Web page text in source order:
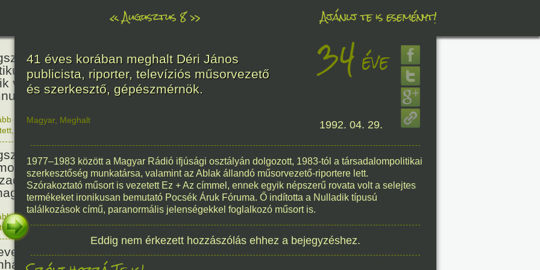
«Augusztus 8» Ajánlj te is eseményt!
Kölcsey Ferenc költő,
akadémikus, a reformkor
vezéregyénisége, a nemzeti
költője.
236éve
olvasom|1 hozzászólás, szólj Te is hozzá!
Mikes Kelemen
műfordító, a XVIII.
magyar prózairodalom
alakja.
336éve
olvasom
1 hozzászólás, szólj Te is hozzá!
,Történelem,Irodalom,Magyar 1690. 08. 08.
a Pesti Magyar
Nemzeti Színháznak.
186éve
41 éves korában meghalt Déri János
publicista, riporter, televíziós műsorvezető
és szerkesztő, gépészmérnök.
34 éve
Magyar, Meghalt 1992. 04. 29.
1977–1983 között a Magyar Rádió ifjúsági osztályán dolgozott, 1983-tól a társadalompolitikai
szerkesztőség munkatársa, valamint az Ablak állandó műsorvezető-riportere lett.
Szórakoztató műsort is vezetett Ez + Az címmel, ennek egyik népszerű rovata volt a selejtes
termékeket ironikusan bemutató Pocsék Áruk Fóruma. Ő indította a Nulladik típusú
találkozások című, paranormális jelenségekkel foglalkozó műsort is.
Eddig nem érkezett hozzászólás ehhez a bejegyzéshez.